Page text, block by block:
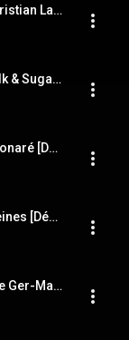
Déepalma Radioshow #081 by Christian Lamper [Déepalma Records]
Déepalma Radioshow #080 by Milk & Sugar [Déepalma Records]
Déepalma Radioshow #079 by Suonaré [Déepalma Records]
Déepalma Radioshow #078 by Meines [Déepalma Records]
Déepalma Radioshow #077 by The Ger-Man [Déepalma Records]